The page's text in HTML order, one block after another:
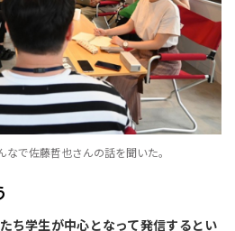
で佐藤哲也さんの話を聞いた。
たち学生が中心となって発信するとい